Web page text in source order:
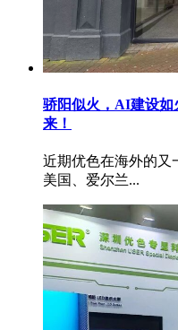
骄阳似火，AI建设如
来！
近期优色在海外的又
美国、爱尔兰...